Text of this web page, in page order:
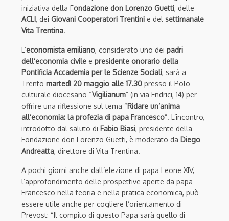
iniziativa della Fondazione don Lorenzo Guetti, delle
ACLI, dei Giovani Cooperatori Trentini e del settimanale
Vita Trentina.
L’economista emiliano, considerato uno dei padri
dell’economia civile e presidente onorario della
Pontificia Accademia per le Scienze Sociali, sarà a
Trento martedì 20 maggio alle 17.30 presso il Polo
culturale diocesano “Vigilianum” (in via Endrici, 14) per
offrire una riflessione sul tema “Ridare un’anima
all’economia: la profezia di papa Francesco”. L’incontro,
introdotto dal saluto di Fabio Biasi, presidente della
Fondazione don Lorenzo Guetti, è moderato da Diego
Andreatta, direttore di Vita Trentina.
A pochi giorni anche dall’elezione di papa Leone XIV,
l’approfondimento delle prospettive aperte da papa
Francesco nella teoria e nella pratica economica, può
essere utile anche per cogliere l’orientamento di
Prevost: “Il compito di questo Papa sarà quello di